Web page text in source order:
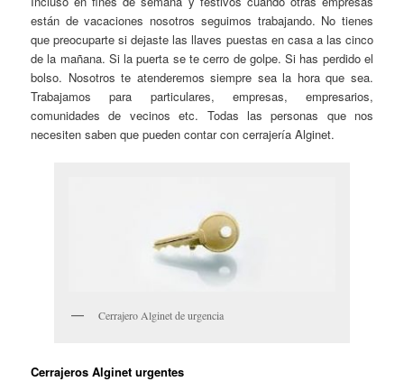
están de vacaciones nosotros seguimos trabajando. No tienes
que preocuparte si dejaste las llaves puestas en casa a las cinco
de la mañana. Si la puerta se te cerro de golpe. Si has perdido el
bolso. Nosotros te atenderemos siempre sea la hora que sea.
Trabajamos para particulares, empresas, empresarios,
comunidades de vecinos etc. Todas las personas que nos
necesiten saben que pueden contar con cerrajería Alginet.
Cerrajero Alginet de urgencia
Cerrajeros Alginet urgentes